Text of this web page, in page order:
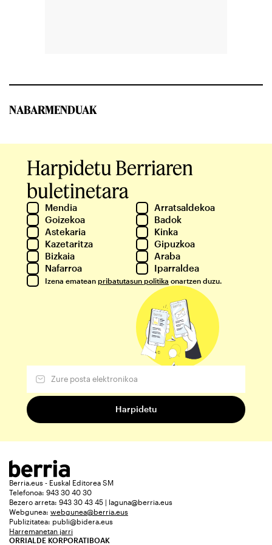
NABARMENDUAK
Harpidetu Berriaren
buletinetara
Mendia
Arratsaldekoa
Goizekoa
Badok
Astekaria
Kinka
Kazetaritza
Gipuzkoa
Bizkaia
Araba
Nafarroa
Iparraldea
Izena ematean pribatutasun politika onartzen duzu.
Berria.eus - Euskal Editorea SM
Telefonoa: 943 30 40 30
Bezero arreta: 943 30 43 45 | laguna@berria.eus
Webgunea: webgunea@berria.eus
Publizitatea: publi@bidera.eus
Harremanetan jarri
ORRIALDE KORPORATIBOAK